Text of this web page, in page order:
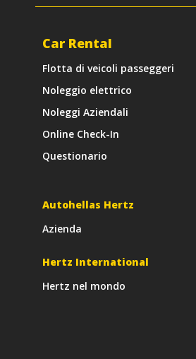
Car Rental
Flotta di veicoli passeggeri
Noleggio elettrico
Noleggi Aziendali
Online Check-In
Questionario
Autohellas Hertz
Azienda
Hertz International
Hertz nel mondo